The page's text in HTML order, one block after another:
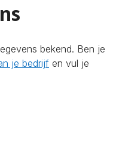
bekend. Ben je
je bedrijf en vul je